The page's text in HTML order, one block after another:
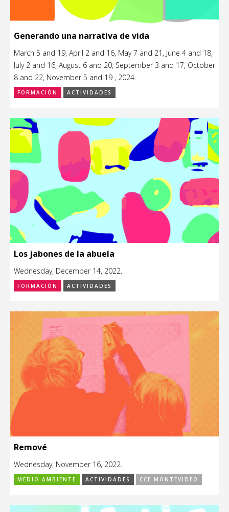
Generando una narrativa de vida
March 5 and 19, April 2 and 16, May 7 and 21, June 4 and 18,
July 2 and 16, August 6 and 20, September 3 and 17, October
8 and 22, November 5 and 19 , 2024.
FORMACIÓN ACTIVIDADES
Los jabones de la abuela
Wednesday, December 14, 2022.
FORMACIÓN ACTIVIDADES
Remové
Wednesday, November 16, 2022.
MEDIO AMBIENTE ACTIVIDADES CCE MONTEVIDEO